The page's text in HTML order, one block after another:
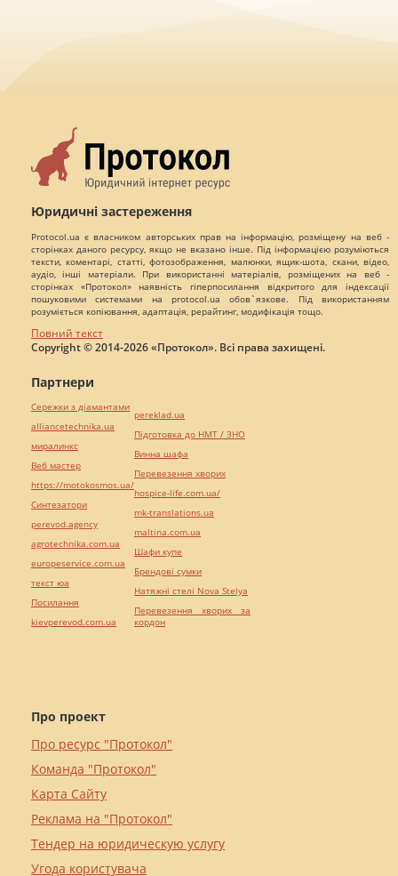
Юридичні застереження
Protocol.ua є власником авторських прав на інформацію, розміщену на веб -
сторінках даного ресурсу, якщо не вказано інше. Під інформацією розуміються
тексти, коментарі, статті, фотозображення, малюнки, ящик-шота, скани, відео,
аудіо, інші матеріали. При використанні матеріалів, розміщених на веб -
сторінках «Протокол» наявність гіперпосилання відкритого для індексації
пошуковими системами на protocol.ua обов`язкове. Під використанням
розуміється копіювання, адаптація, рерайтинг, модифікація тощо.
Повний текст
Copyright © 2014-2026 «Протокол». Всі права захищені.
Про проект
Про ресурс "Протокол"
Команда "Протокол"
Карта Сайту
Реклама на "Протокол"
Тендер на юридическую услугу
Угода користувача
Партнери
Сережки з діамантами
alliancetechnika.ua
миралинкс
Веб мастер
https://motokosmos.ua/
Синтезатори
perevod.agency
agrotechnika.com.ua
europeservice.com.ua
текст юа
Посилання
kievperevod.com.ua
pereklad.ua
Підготовка до НМТ / ЗНО
Винна шафа
Перевезення хворих
hospice-life.com.ua/
mk-translations.ua
maltina.com.ua
Шафи купе
Брендові сумки
Натяжні стелі Nova Stelya
Перевезення хворих за
кордон